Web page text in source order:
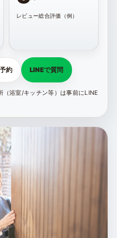
レビュー総合評価（例）
約 LINEで質問
浴室/キッチン等）は事前にLINE